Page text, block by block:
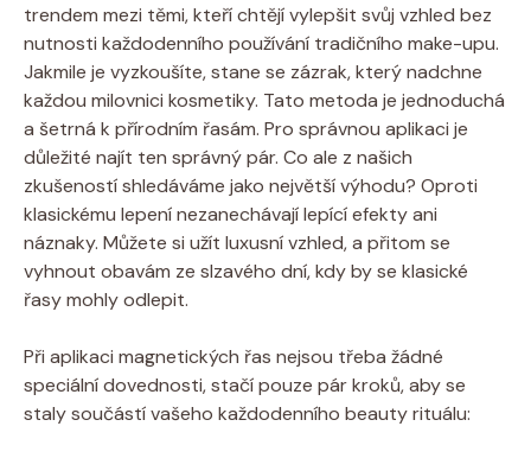
trendem mezi těmi, kteří chtějí vylepšit svůj vzhled bez
nutnosti každodenního používání tradičního make-upu.
Jakmile je vyzkoušíte, stane se zázrak, který nadchne
každou milovnici kosmetiky. Tato metoda je jednoduchá
a šetrná k přírodním řasám. Pro správnou aplikaci je
důležité najít ten správný pár. Co ale z našich
zkušeností shledáváme jako největší výhodu? Oproti
klasickému lepení nezanechávají lepící efekty ani
náznaky. Můžete si užít luxusní vzhled, a přitom se
vyhnout obavám ze slzavého dní, kdy by se klasické
řasy mohly odlepit.
Při aplikaci magnetických řas nejsou třeba žádné
speciální dovednosti, stačí pouze pár kroků, aby se
staly součástí vašeho každodenního beauty rituálu: